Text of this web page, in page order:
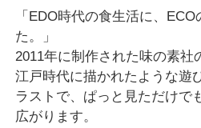
「EDO時代の食生活に、
た。」
2011年に制作された味の素社
江戸時代に描かれたような遊
ラストで、ぱっと見ただけで
広がります。